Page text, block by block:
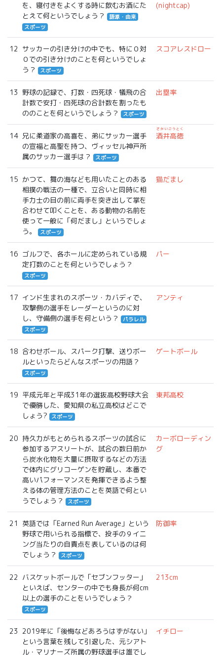
を、寝付きをよくする時に飲むお酒にた
とえて何というでしょう？
語源・由来
スポーツ
(nightcap)
12 サッカーの引き分けの中でも、特に０対
０での引き分けのことを何というでしょ
う？
スポーツ
スコアレスドロー
13 野球の記録で、打数・四死球・犠飛の合
計数で安打・四死球の合計数を割ったも
ののことを何というでしょう？
スポーツ
出塁率
14 兄に柔道家の高喜を、弟にサッカー選手
の宣福と高聖を持つ、ヴィッセル神戸所
属のサッカー選手は？
スポーツ
酒井高徳
さかいごうとく
15 かつて、舞の海なども用いたことのある
相撲の戦法の一種で、立合いと同時に相
手力士の目の前に両手を突き出して掌を
合わせて叩くことを、ある動物の名前を
使って一般に「何だまし」というでしょ
う。
スポーツ
猫だまし
16 ゴルフで、各ホールに定められている規
定打数のことを何というでしょう？
スポーツ
パー
17 インド生まれのスポーツ・カバディで、
攻撃側の選手をレーダーというのに対
し、守備側の選手を何という？
パラレル
スポーツ
アンティ
18 合わせボール、スパーク打撃、送りボー
ルといったらどんなスポーツの用語？
スポーツ
ゲートボール
19 平成元年と平成31年の選抜高校野球大会
で優勝した、愛知県の私立高校はどこで
しょう?
スポーツ
東邦高校
20 持久力がもとめられるスポーツの試合に
参加するアスリートが、試合の数日前か
ら炭水化物を大量に摂取するなどの方法
で体内にグリコーゲンを貯蔵し、本番で
高いパフォーマンスを発揮できるよう整
える体の管理方法のことを英語で何とい
うでしょう？
スポーツ
カーボローディン
グ
21
英語では「Earned Run Average」という
野球で用いられる指標で、投手の９イニ
ング当たりの自責点を表しているのは何
でしょう？
スポーツ
防御率
22 バスケットボールで「セブンフッター」
といえば、センターの中でも身長が何cm
以上の選手のことをいうでしょう？
スポーツ
213cm
23 2019年に「後悔などあろうはずがない」
という言葉を残して引退した、元シアト
ル・マリナーズ所属の野球選手は誰でし
イチロー